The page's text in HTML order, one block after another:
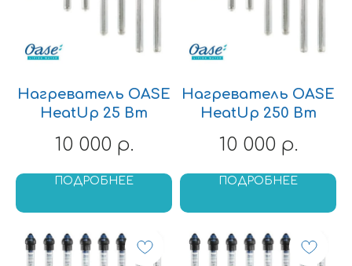
Нагреватель OASE
HeatUp 25 Вт
10 000 р.
ПОДРОБНЕЕ
Нагреватель OASE
HeatUp 250 Вт
10 000 р.
ПОДРОБНЕЕ
Underwaterworld